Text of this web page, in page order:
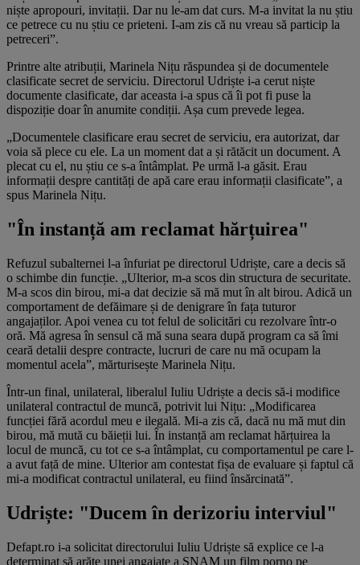
niște apropouri, invitații. Dar nu le-am dat curs. M-a invitat la nu știu
ce petrece cu nu știu ce prieteni. I-am zis că nu vreau să particip la
petreceri”.
Printre alte atribuții, Marinela Nițu răspundea și de documentele
clasificate secret de serviciu. Directorul Udriște i-a cerut niște
documente clasificate, dar aceasta i-a spus că îi pot fi puse la
dispoziție doar în anumite condiții. Așa cum prevede legea.
„Documentele clasificare erau secret de serviciu, era autorizat, dar
voia să plece cu ele. La un moment dat a și rătăcit un document. A
plecat cu el, nu știu ce s-a întâmplat. Pe urmă l-a găsit. Erau
informații despre cantități de apă care erau informații clasificate”, a
spus Marinela Nițu.
"În instanță am reclamat hărțuirea"
Refuzul subalternei l-a înfuriat pe directorul Udriște, care a decis să
o schimbe din funcție. „Ulterior, m-a scos din structura de securitate.
M-a scos din birou, mi-a dat decizie să mă mut în alt birou. Adică un
comportament de defăimare și de denigrare în fața tuturor
angajaților. Apoi venea cu tot felul de solicitări cu rezolvare într-o
oră. Mă agresa în sensul că mă suna seara după program ca să îmi
ceară detalii despre contracte, lucruri de care nu mă ocupam la
momentul acela”, mărturisește Marinela Nițu.
Într-un final, unilateral, liberalul Iuliu Udriște a decis să-i modifice
unilateral contractul de muncă, potrivit lui Nițu: „Modificarea
funcției fără acordul meu e ilegală. Mi-a zis că, dacă nu mă mut din
birou, mă mută cu băieții lui. În instanță am reclamat hărțuirea la
locul de muncă, cu tot ce s-a întâmplat, cu comportamentul pe care l-
a avut față de mine. Ulterior am contestat fișa de evaluare și faptul că
mi-a modificat contractul unilateral, eu fiind însărcinată”.
Udriște: "Ducem în derizoriu interviul"
Defapt.ro i-a solicitat directorului Iuliu Udriște să explice ce l-a
determinat să arăte unei angajate a SNAM un film porno pe